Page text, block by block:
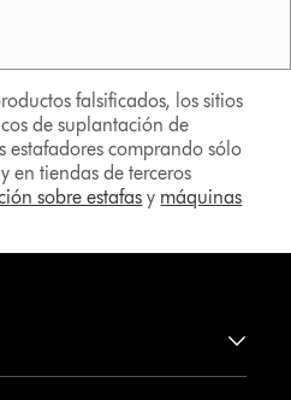
falsificados, los sitios
de suplantación de
estafadores comprando sólo
en tiendas de terceros
sobre estafas y máquinas